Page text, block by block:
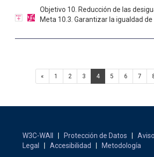
Objetivo 10. Reducción de las
Meta 10.3. Garantizar la igualdad
« 1 2 3 4 5 6 7
W3C-WAII Protección de Datos
Aviso
Legal
Accesibilidad Metodología